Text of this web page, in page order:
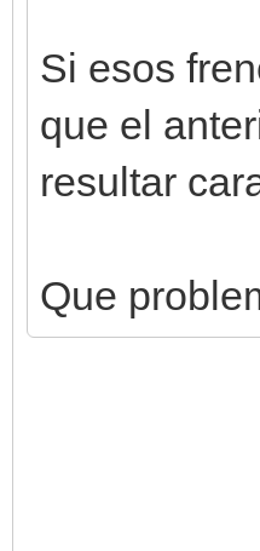
Si esos
que el
resultar
Que